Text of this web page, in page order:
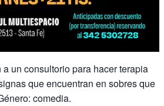
un consultorio para hacer terapia
que encuentran en sobres que
comedia.